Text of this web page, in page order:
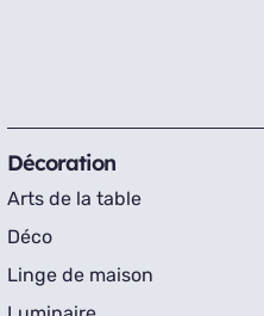
Décoration
Arts de la table
Déco
Linge de maison